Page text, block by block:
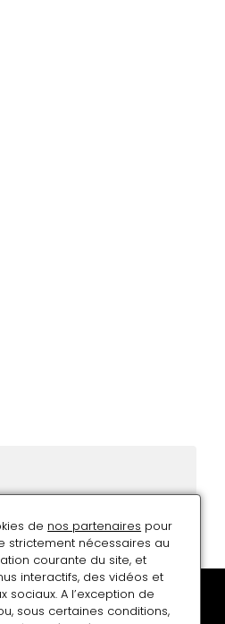
de nos partenaires pour
strictement nécessaires au
courante du site, et
interactifs, des vidéos et
A l’exception de
sous certaines conditions,